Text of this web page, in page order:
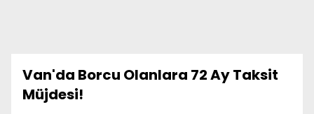
Van'da Borcu Olanlara 72 Ay Taksit
Müjdesi!